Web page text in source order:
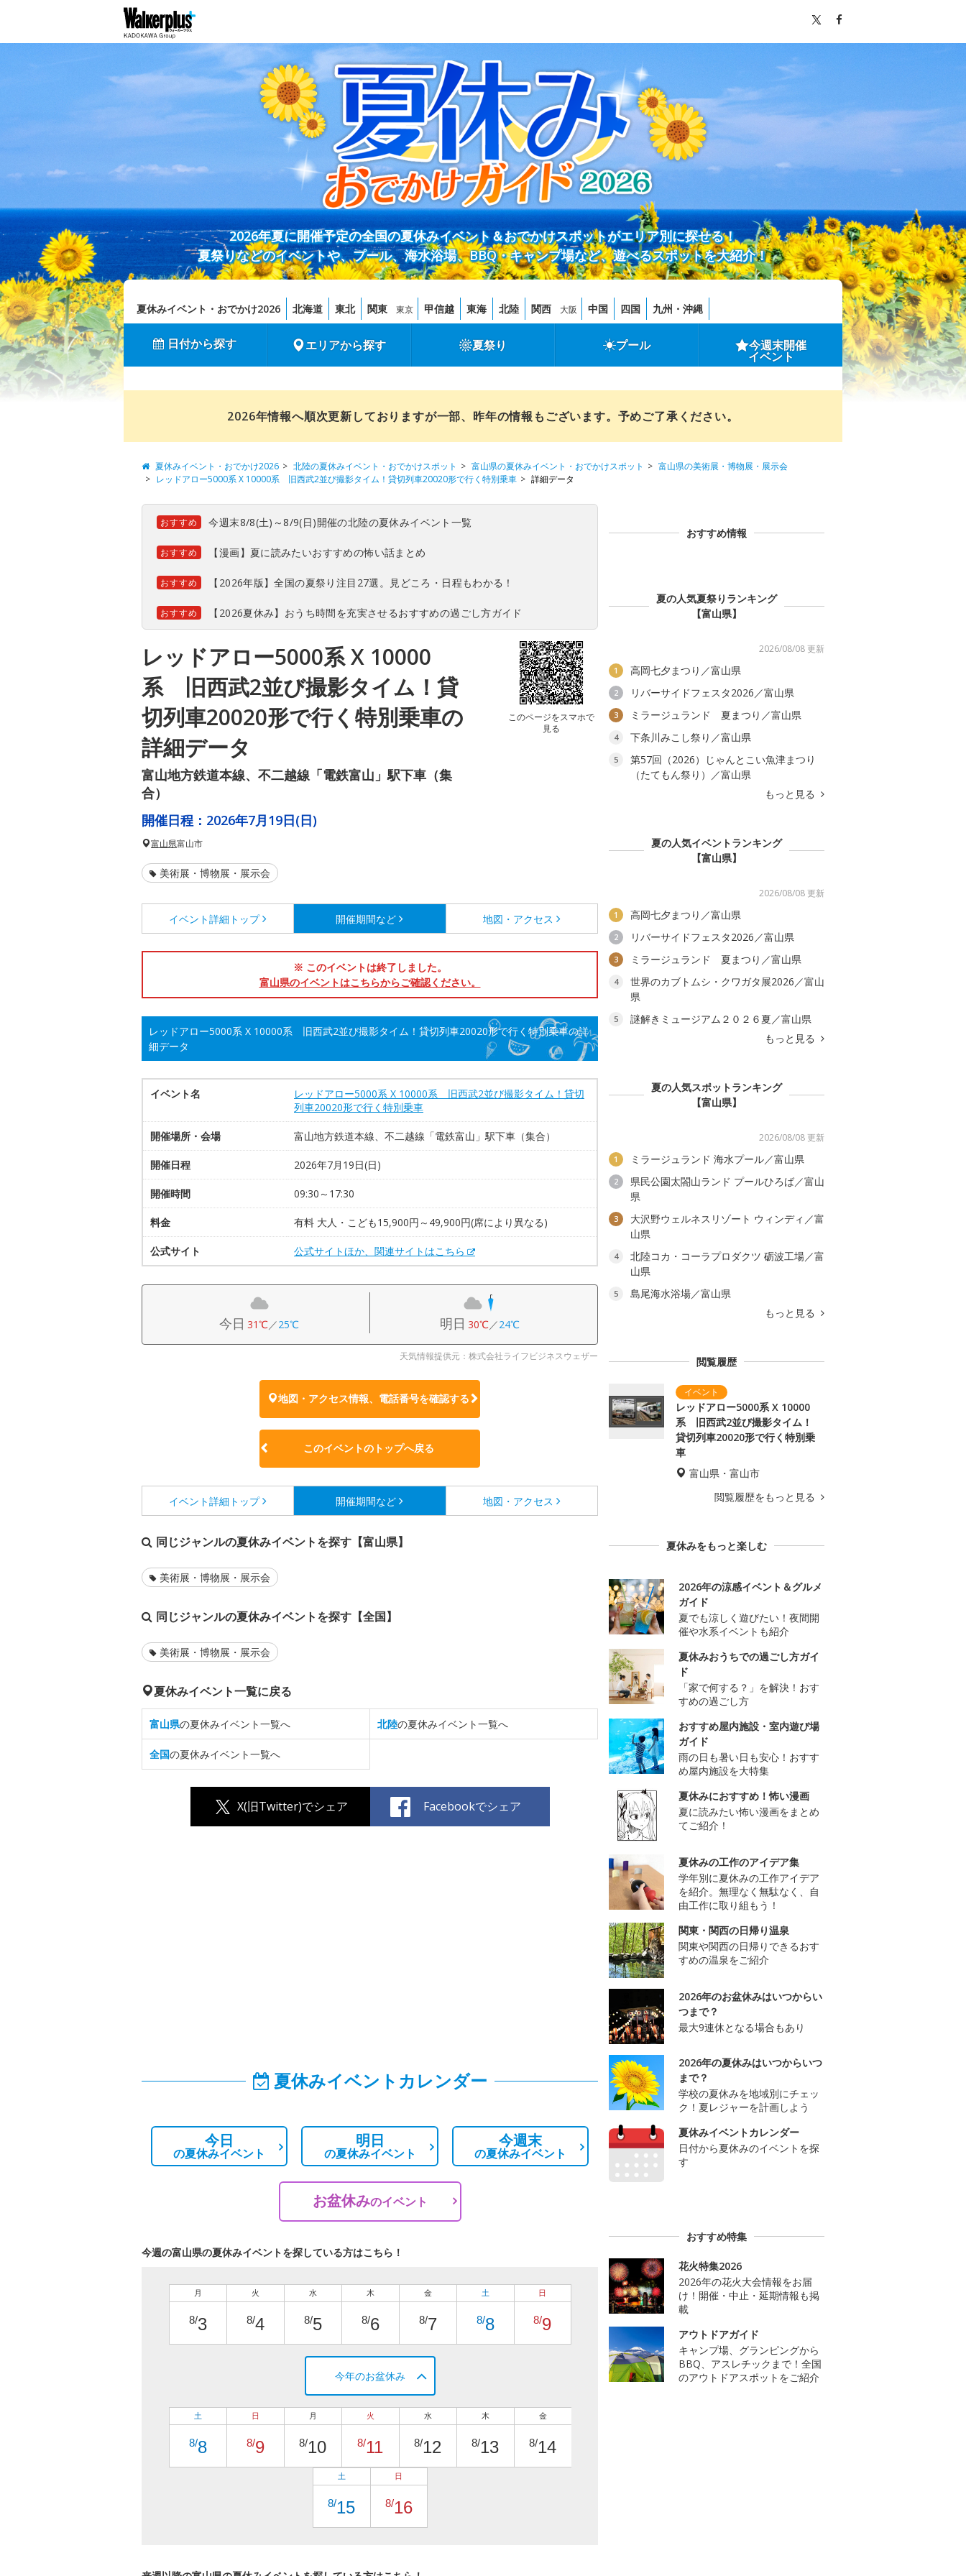
2026年夏に開催予定の全国の夏休みイベント＆おでかけスポットがエリア別に探せる！
夏祭りなどのイベントや、プール、海水浴場、BBQ・キャンプ場など、遊べるスポットを大紹介！
夏休みイベント・おでかけ2026 北海道 東北 関東 東京 甲信越 東海 北陸 関西 大阪 中国 四国 九州・沖縄
日付から探す エリアから探す 夏祭り プール 今週末開催
イベント
2026年情報へ順次更新しておりますが一部、昨年の情報もございます。予めご了承ください。
夏休みイベント・おでかけ2026 北陸の夏休みイベント・おでかけスポット 富山県の夏休みイベント・おでかけスポット
富山県の美術展・博物展・展示会
レッドアロー5000系 X 10000系 旧西武2並び撮影タイム！貸切列車20020形で行く特別乗車
詳細データ
おすすめ 今週末8/8(土)～8/9(日)開催の北陸の夏休みイベント一覧
おすすめ 【漫画】夏に読みたいおすすめの怖い話まとめ
おすすめ 【2026年版】全国の夏祭り注目27選。見どころ・日程もわかる！
おすすめ 【2026夏休み】おうち時間を充実させるおすすめの過ごし方ガイド
レッドアロー5000系 X 10000
系 旧西武2並び撮影タイム！貸
切列車20020形で行く特別乗車の
詳細データ
富山地方鉄道本線、不二越線「電鉄富山」駅下車（集
合）
このページをスマホで
見る
開催日程： 2026年7月19日(日)
富山県富山市
美術展・博物展・展示会
イベント詳細 トップ 開催期間など 地図・アクセス
※ このイベントは終了しました。
富山県のイベントはこちらからご確認ください。
レッドアロー5000系 X 10000系 旧西武2並び撮影タイム！貸切列車20020形で行く特別乗車の詳
細データ
イベント名
レッドアロー5000系 X 10000系 旧西武2並び撮影タイム！貸切
列車20020形で行く特別乗車
開催場所・会場 富山地方鉄道本線、不二越線「電鉄富山」駅下車（集合）
開催日程 2026年7月19日(日)
開催時間 09:30～17:30
料金 有料 大人・こども15,900円～49,900円(席により異なる)
公式サイト 公式サイトほか、関連サイトはこちら
今日 31℃／25℃ 明日 30℃／24℃
天気情報提供元：株式会社ライフビジネスウェザー
地図・アクセス情報、電話番号を確認する
このイベントのトップへ戻る
イベント詳細 トップ 開催期間など 地図・アクセス
同じジャンルの夏休みイベントを探す【富山県】
美術展・博物展・展示会
同じジャンルの夏休みイベントを探す【全国】
美術展・博物展・展示会
夏休みイベント一覧に戻る
富山県の夏休みイベント一覧へ 北陸の夏休みイベント一覧へ
全国の夏休みイベント一覧へ
X(旧Twitter)でシェア Facebookでシェア
夏休みイベントカレンダー
今日
の夏休みイベント
明日
の夏休みイベント
今週末
の夏休みイベント
お盆休みのイベント
今週の富山県の夏休みイベントを探している方はこちら！
月
8/3
火
8/4
水
8/5
木
8/6
金
8/7
土
8/8
日
8/9
今年のお盆休み
土
8/8
日
8/9
月
8/10
火
8/11
水
8/12
木
8/13
金
8/14
土
8/15
日
8/16
おすすめ情報
夏の人気夏祭りランキング
【富山県】
2026/08/08 更新
1 高岡七夕まつり／富山県
2 リバーサイドフェスタ2026／富山県
3 ミラージュランド 夏まつり／富山県
4 下条川みこし祭り／富山県
5
第57回（2026）じゃんとこい魚津まつり
（たてもん祭り）／富山県
もっと見る
夏の人気イベントランキング
【富山県】
2026/08/08 更新
1 高岡七夕まつり／富山県
2 リバーサイドフェスタ2026／富山県
3 ミラージュランド 夏まつり／富山県
4
世界のカブトムシ・クワガタ展2026／富山
県
5
謎解きミュージアム２０２６夏／富山県
もっと見る
夏の人気スポットランキング
【富山県】
2026/08/08 更新
1 ミラージュランド 海水プール／富山県
2
県民公園太閤山ランド プールひろば／富山
県
3
大沢野ウェルネスリゾート ウィンディ／富
山県
4
北陸コカ・コーラプロダクツ 砺波工場／富
山県
5
島尾海水浴場／富山県
もっと見る
閲覧履歴
レッドアロー5000系 X 10000
系 旧西武2並び撮影タイム！
貸切列車20020形で行く特別乗
車
富山県・富山市
閲覧履歴をもっと見る
夏休みをもっと楽しむ
2026年の涼感イベント＆グルメ
ガイド
夏でも涼しく遊びたい！夜間開
催や水系イベントも紹介
夏休みおうちでの過ごし方ガイ
ド
「家で何する？」を解決！おす
すめの過ごし方
おすすめ屋内施設・室内遊び場
ガイド
雨の日も暑い日も安心！おすす
め屋内施設を大特集
夏休みにおすすめ！怖い漫画
夏に読みたい怖い漫画をまとめ
てご紹介！
夏休みの工作のアイデア集
学年別に夏休みの工作アイデア
を紹介。無理なく無駄なく、自
由工作に取り組もう！
関東・関西の日帰り温泉
関東や関西の日帰りできるおす
すめの温泉をご紹介
2026年のお盆休みはいつからい
つまで？
最大9連休となる場合もあり
2026年の夏休みはいつからいつ
まで？
学校の夏休みを地域別にチェッ
ク！夏レジャーを計画しよう
夏休みイベントカレンダー
日付から夏休みのイベントを探
す
おすすめ特集
花火特集2026
2026年の花火大会情報をお届
け！開催・中止・延期情報も掲
載
アウトドアガイド
キャンプ場、グランピングから
BBQ、アスレチックまで！全国
のアウトドアスポットをご紹介